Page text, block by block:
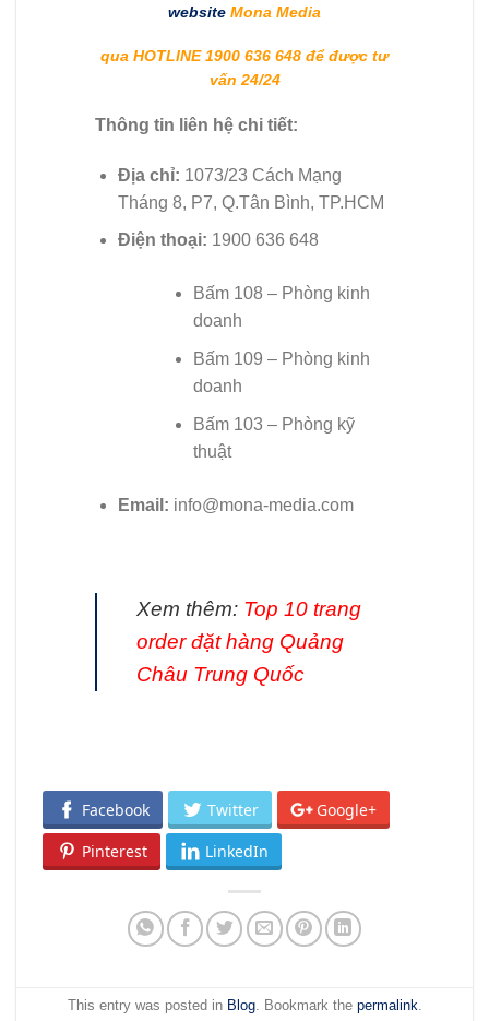
website Mona Media
qua HOTLINE 1900 636 648 để được tư
vấn 24/24
Thông tin liên hệ chi tiết:
Địa chỉ: 1073/23 Cách Mạng
Tháng 8, P7, Q.Tân Bình, TP.HCM
Điện thoại: 1900 636 648
Bấm 108 – Phòng kinh
doanh
Bấm 109 – Phòng kinh
doanh
Bấm 103 – Phòng kỹ
thuật
Email: info@mona-media.com
Xem thêm: Top 10 trang
order đặt hàng Quảng
Châu Trung Quốc
Facebook Twitter Google+
Pinterest LinkedIn
This entry was posted in Blog. Bookmark the permalink.